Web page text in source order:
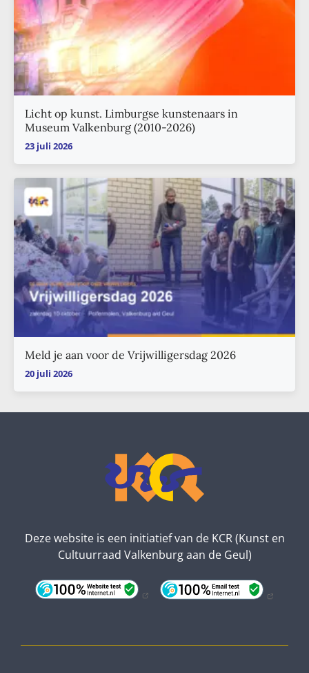
Licht op kunst. Limburgse kunstenaars in
Museum Valkenburg (2010-2026)
23 juli 2026
Meld je aan voor de Vrijwilligersdag 2026
20 juli 2026
Deze website is een initiatief van de KCR (Kunst en
Cultuurraad Valkenburg aan de Geul)